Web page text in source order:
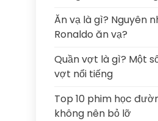
Ăn vạ là gì? Nguyên
Ronaldo ăn vạ?
Quần vợt là gì? Một
vợt nổi tiếng
Top 10 phim học
không nên bỏ lỡ